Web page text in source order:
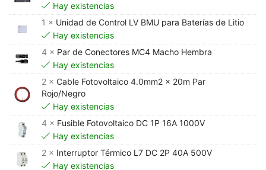
Hay existencias
1 × Unidad de Control LV BMU para Baterías de Litio
Hay existencias
4 × Par de Conectores MC4 Macho Hembra
Hay existencias
2 × Cable Fotovoltaico 4.0mm2 x 20m Par
Rojo/Negro
Hay existencias
4 × Fusible Fotovoltaico DC 1P 16A 1000V
Hay existencias
2 × Interruptor Térmico L7 DC 2P 40A 500V
Hay existencias